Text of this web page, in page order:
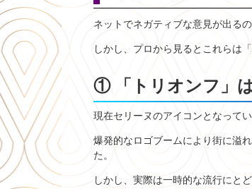
ネットでネガティブな意見が出る
しかし、プロから見るとこれらは
① 「トリオンフ」
現在セリーヌのアイコンとなって
爆発的なロゴブームにより街に溢
た。
しかし、実際は一時的な流行にと